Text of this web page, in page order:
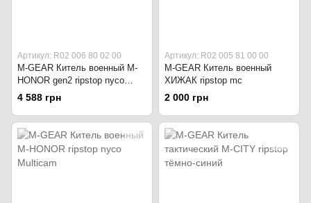
Артикул: R02 006 80 02 00
M-GEAR Китель военный M-
HONOR gen2 ripstop nyco
Multicam
4 588 грн
Артикул: R02 005 81 00 00
M-GEAR Китель военный
ХИЖАК ripstop mc
2 000 грн